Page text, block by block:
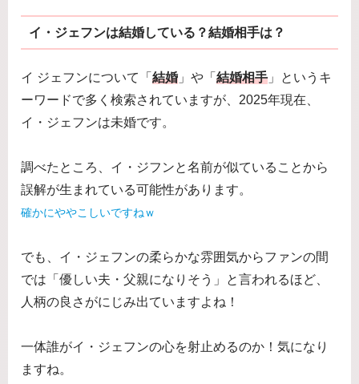
イ・ジェフンは結婚している？結婚相手は？
イ ジェフンについて「 結婚 」や「 結婚相手 」というキ
ーワードで多く検索されていますが、2025年現在、
イ・ジェフンは未婚です。
調べたところ、イ・ジフンと名前が似ていることから
誤解が生まれている可能性があります。
確かにややこしいですねｗ
でも、イ・ジェフンの柔らかな雰囲気からファンの間
では「優しい夫・父親になりそう」と言われるほど、
人柄の良さがにじみ出ていますよね！
一体誰がイ・ジェフンの心を射止めるのか！気になり
ますね。